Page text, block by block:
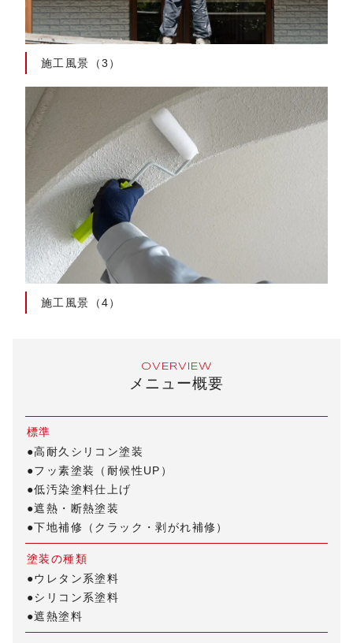
施工風景（3）
施工風景（4）
OVERVIEW
メニュー概要
標準
●高耐久シリコン塗装
●フッ素塗装（耐候性UP）
●低汚染塗料仕上げ
●遮熱・断熱塗装
●下地補修（クラック・剥がれ補修）
塗装の種類
●ウレタン系塗料
●シリコン系塗料
●遮熱塗料